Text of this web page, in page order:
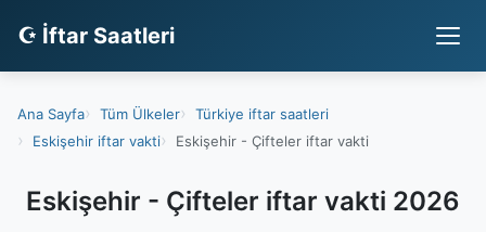
☪ İftar Saatleri
Ana Sayfa Tüm Ülkeler
Türkiye iftar saatleri
Eskişehir iftar vakti
Eskişehir - Çifteler iftar vakti
Eskişehir - Çifteler iftar vakti 2026